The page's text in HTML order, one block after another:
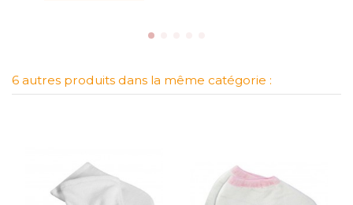
6 autres produits dans la même catégorie :